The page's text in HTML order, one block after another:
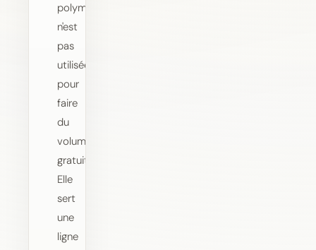
polymère
n'est
pas
utilisée
pour
faire
du
volume
gratuit.
Elle
sert
une
ligne